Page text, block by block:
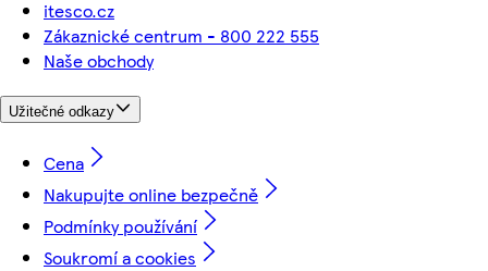
itesco.cz
Zákaznické centrum - 800 222 555
Naše obchody
Užitečné odkazy
Cena
Nakupujte online bezpečně
Podmínky používání
Soukromí a cookies